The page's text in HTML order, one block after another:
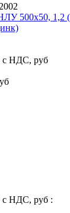
с НДС, руб
с НДС, руб :